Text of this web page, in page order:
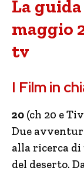
La
maggio
tv
I Film in
20 (ch 20 e
Due
alla ricerca
del deserto.